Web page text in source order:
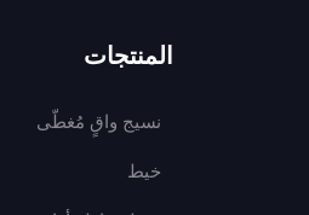
المنتجات
نسيج واقٍ مُغطّى
خيط